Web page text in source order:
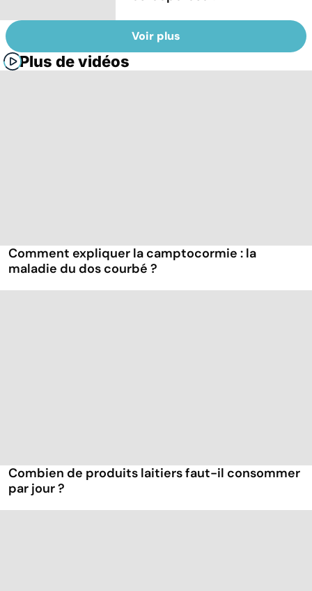
Voir plus
Plus de vidéos
Comment expliquer la camptocormie : la
maladie du dos courbé ?
Combien de produits laitiers faut-il consommer
par jour ?